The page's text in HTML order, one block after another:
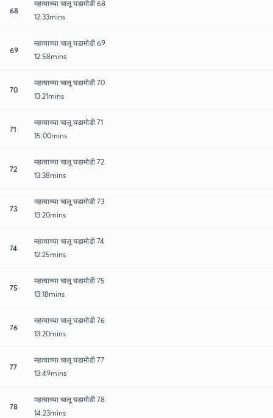
68
महत्वाच्या चालू घडामोडी 68
12:33mins
69
महत्वाच्या चालू घडामोडी 69
12:58mins
70
महत्वाच्या चालू घडामोडी 70
13:21mins
71
महत्वाच्या चालू घडामोडी 71
15:00mins
72
महत्वाच्या चालू घडामोडी 72
13:38mins
73
महत्वाच्या चालू घडामोडी 73
13:20mins
74
महत्वाच्या चालू घडामोडी 74
12:25mins
75
महत्वाच्या चालू घडामोडी 75
13:18mins
76
महत्वाच्या चालू घडामोडी 76
13:20mins
77
महत्वाच्या चालू घडामोडी 77
13:49mins
78
महत्वाच्या चालू घडामोडी 78
14:23mins